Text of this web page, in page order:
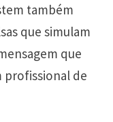
também
que simulam
que
profissional de